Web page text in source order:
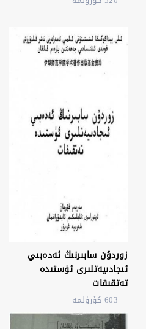
زوردۇن سابىرنىڭ ئەدەبىي
ئىجادىيەتلىرى ئۈستىدە
تەتقىقات
603 كۆرۈلمە